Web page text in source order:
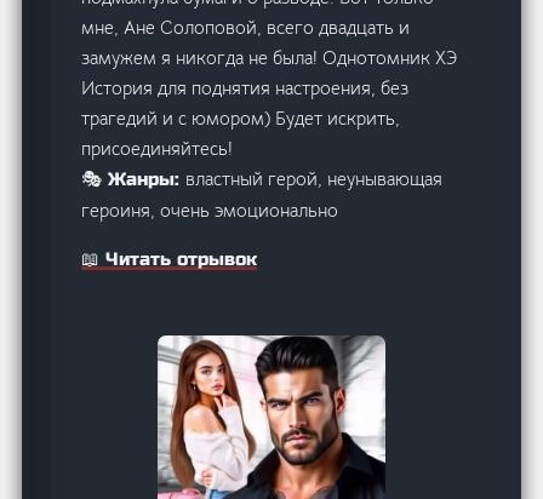
мне, Ане Солоповой, всего двадцать и
замужем я никогда не была! Однотомник ХЭ
История для поднятия настроения, без
трагедий и с юмором) Будет искрить,
присоединяйтесь!
🎭 Жанры: властный герой, неунывающая
героиня, очень эмоционально
📖 Читать отрывок